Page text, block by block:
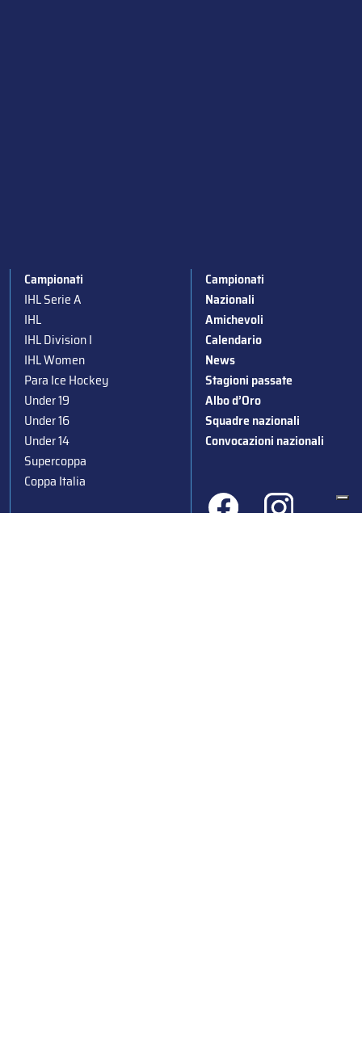
Campionati
IHL Serie A
IHL
IHL Division I
IHL Women
Para Ice Hockey
Under 19
Under 16
Under 14
Supercoppa
Coppa Italia
Campionati
Nazionali
Amichevoli
Calendario
News
Stagioni passate
Albo d’Oro
Squadre nazionali
Convocazioni nazionali